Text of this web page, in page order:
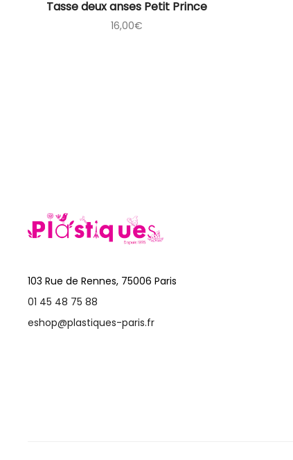
Tasse deux anses Petit Prince
16,00€
103 Rue de Rennes, 75006 Paris
01 45 48 75 88
eshop@plastiques-paris.fr